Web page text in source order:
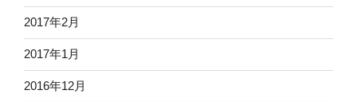
2017年2月
2017年1月
2016年12月